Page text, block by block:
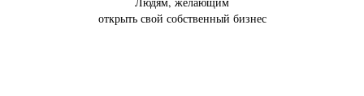
открыть свой собственный бизнес